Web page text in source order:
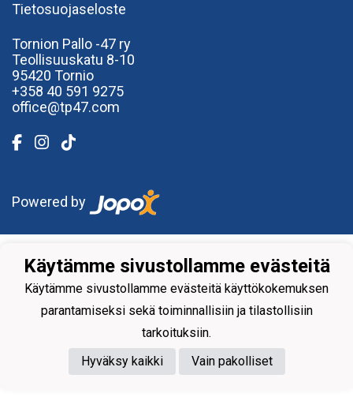
Tietosuojaseloste
Tornion Pallo -47 ry
Teollisuuskatu 8-10
95420 Tornio
+358 40 591 9275
office@tp47.com
Powered by
Käytämme sivustollamme evästeitä
Käytämme sivustollamme evästeitä käyttökokemuksen
parantamiseksi sekä toiminnallisiin ja tilastollisiin
tarkoituksiin.
Hyväksy kaikki
Vain pakolliset